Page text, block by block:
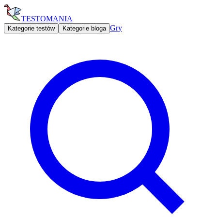
TESTOMANIA
Kategorie testów Kategorie bloga Gry